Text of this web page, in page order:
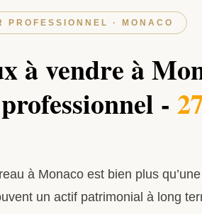
PROFESSIONNEL · MONACO
à vendre à
-
à Monaco est bien plus
un actif patrimonial à long